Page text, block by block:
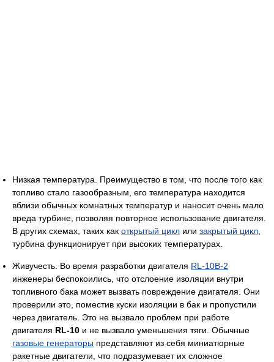
Низкая температура. Преимущество в том, что после того как
топливо стало газообразным, его температура находится
вблизи обычных комнатных температур и наносит очень мало
вреда турбине, позволяя повторное использование двигателя.
В других схемах, таких как открытый цикл или закрытый цикл,
турбина функционирует при высоких температурах.
Живучесть. Во время разработки двигателя RL-10B-2
инженеры беспокоились, что отслоение изоляции внутри
топливного бака может вызвать повреждение двигателя. Они
проверили это, поместив куски изоляции в бак и пропустили
через двигатель. Это не вызвало проблем при работе
двигателя RL-10 и не вызвало уменьшения тяги. Обычные
газовые генераторы представляют из себя миниатюрные
ракетные двигатели, что подразумевает их сложное